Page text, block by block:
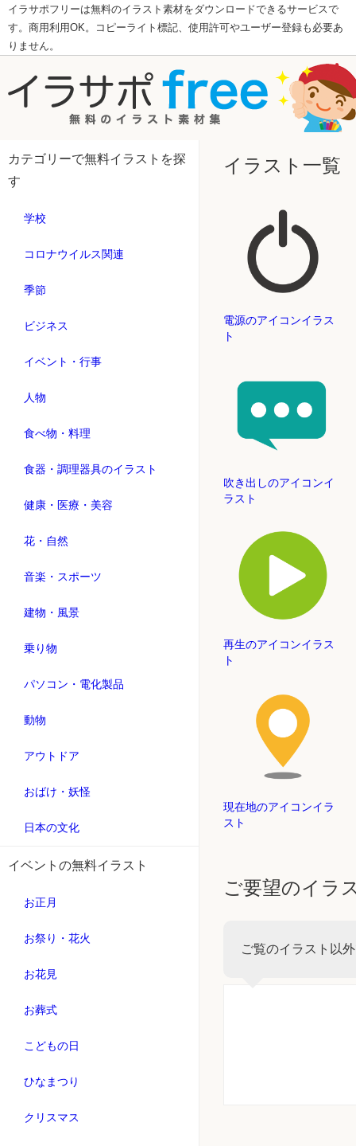
イラサポフリーは無料のイラスト素材をダウンロードできるサービスで
す。商用利用OK。コピーライト標記、使用許可やユーザー登録も必要あ
りません。
カテゴリーで無料イラストを探
す
学校
コロナウイルス関連
季節
ビジネス
イベント・行事
人物
食べ物・料理
食器・調理器具のイラスト
健康・医療・美容
花・自然
音楽・スポーツ
建物・風景
乗り物
パソコン・電化製品
動物
アウトドア
おばけ・妖怪
日本の文化
イベントの無料イラスト
お正月
お祭り・花火
お花見
お葬式
こどもの日
ひなまつり
クリスマス
イラスト一覧
電源のアイコンイラス
ト
吹き出しのアイコンイ
ラスト
再生のアイコンイラス
ト
現在地のアイコンイラ
スト
ご要望のイラ
ご覧のイラスト以